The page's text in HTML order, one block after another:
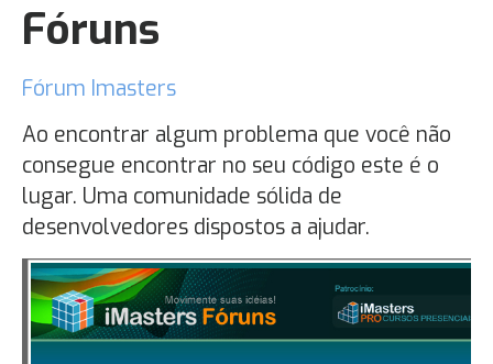
Fóruns
Fórum Imasters
Ao encontrar algum problema que você não
consegue encontrar no seu código este é o
lugar. Uma comunidade sólida de
desenvolvedores dispostos a ajudar.